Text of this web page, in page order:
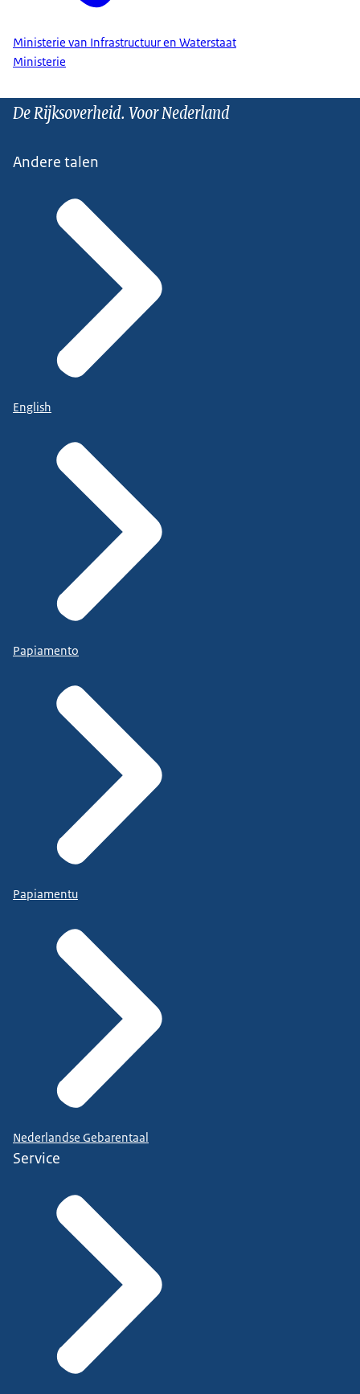
Ministerie van Infrastructuur en Waterstaat
Ministerie
De Rijksoverheid. Voor Nederland
Andere talen
English
Papiamento
Papiamentu
Nederlandse Gebarentaal
Service